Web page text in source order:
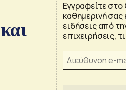
Εγγραφείτε
καθημερινή
ειδήσεις από
επιχειρήσεις,